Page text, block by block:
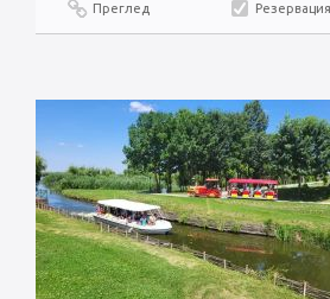
Преглед Резервация